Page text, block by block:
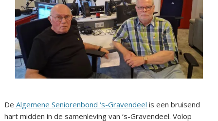
De Algemene Seniorenbond ‘s-Gravendeel is een bruisend
hart midden in de samenleving van ‘s-Gravendeel. Volop